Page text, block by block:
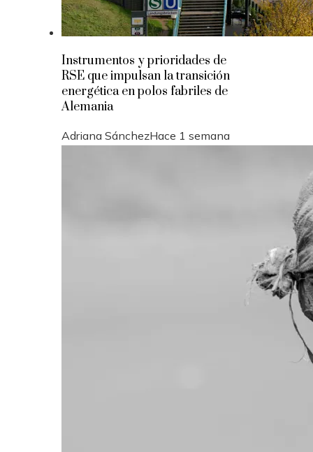
Instrumentos y prioridades de
RSE que impulsan la transición
energética en polos fabriles de
Alemania
Adriana SánchezHace 1 semana